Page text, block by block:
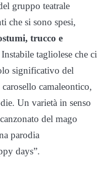
gruppo teatrale
che si sono spesi,
trucco e
tagliolese che ci
significativo del
camaleontico,
Un varietà in senso
del mago
parodia
days”.